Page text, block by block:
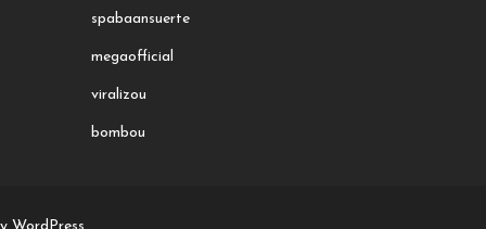
spabaansuerte
megaofficial
viralizou
bombou